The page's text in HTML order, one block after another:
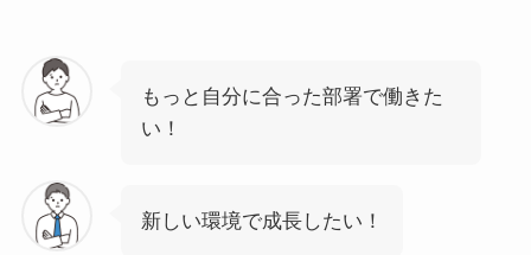
もっと自分に合った部署で働きた
い！
新しい環境で成長したい！